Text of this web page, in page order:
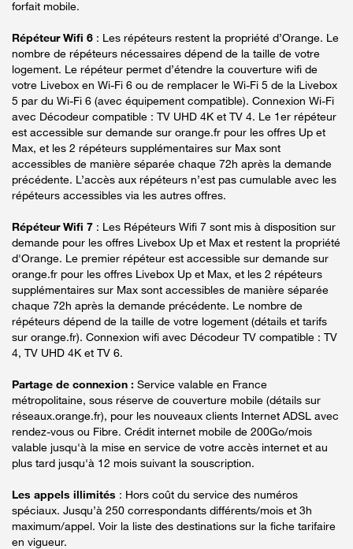
forfait mobile.
Répéteur Wifi 6 : Les répéteurs restent la propriété d’Orange. Le
nombre de répéteurs nécessaires dépend de la taille de votre
logement. Le répéteur permet d’étendre la couverture wifi de
votre Livebox en Wi-Fi 6 ou de remplacer le Wi-Fi 5 de la Livebox
5 par du Wi-Fi 6 (avec équipement compatible). Connexion Wi-Fi
avec Décodeur compatible : TV UHD 4K et TV 4. Le 1er répéteur
est accessible sur demande sur orange.fr pour les offres Up et
Max, et les 2 répéteurs supplémentaires sur Max sont
accessibles de manière séparée chaque 72h après la demande
précédente. L’accès aux répéteurs n’est pas cumulable avec les
répéteurs accessibles via les autres offres.
Répéteur Wifi 7 : Les Répéteurs Wifi 7 sont mis à disposition sur
demande pour les offres Livebox Up et Max et restent la propriété
d'Orange. Le premier répéteur est accessible sur demande sur
orange.fr pour les offres Livebox Up et Max, et les 2 répéteurs
supplémentaires sur Max sont accessibles de manière séparée
chaque 72h après la demande précédente. Le nombre de
répéteurs dépend de la taille de votre logement (détails et tarifs
sur orange.fr). Connexion wifi avec Décodeur TV compatible : TV
4, TV UHD 4K et TV 6.
Partage de connexion : Service valable en France
métropolitaine, sous réserve de couverture mobile (détails sur
réseaux.orange.fr), pour les nouveaux clients Internet ADSL avec
rendez-vous ou Fibre. Crédit internet mobile de 200Go/mois
valable jusqu'à la mise en service de votre accès internet et au
plus tard jusqu'à 12 mois suivant la souscription.
Les appels illimités : Hors coût du service des numéros
spéciaux. Jusqu’à 250 correspondants différents/mois et 3h
maximum/appel. Voir la liste des destinations sur la fiche tarifaire
en vigueur.